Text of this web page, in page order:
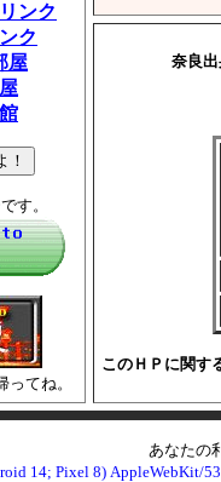
ンク
ク
屋
す。
てね。
奈良
このＨＰに関す
あなたの
14; Pixel 8) AppleWebKit/